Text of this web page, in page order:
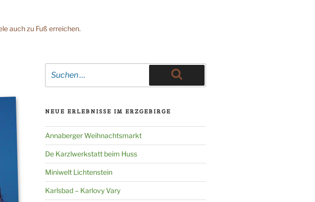
auch zu Fuß erreichen.
nach:
Suchen
NEUE ERLEBNISSE IM ERZGEBIRGE
Annaberger Weihnachtsmarkt
De Karzlwerkstatt beim Huss
Miniwelt Lichtenstein
Karlsbad – Karlovy Vary